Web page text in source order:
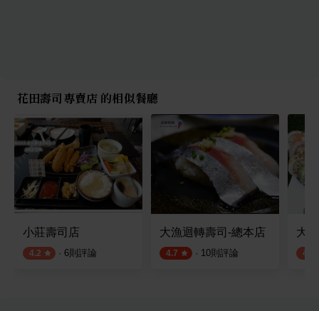
花田壽司專賣店 的相似餐廳
小莊壽司店
4.2 · 6則評論
大漁迴轉壽司-總本店
4.7 · 10則評論
大
4.0